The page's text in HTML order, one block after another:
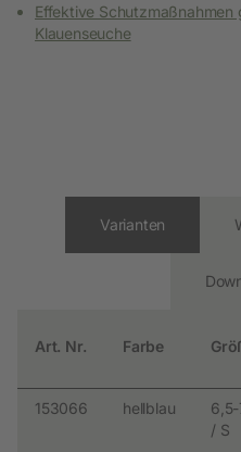
Effektive Schutzmaßnahmen
Klauenseuche
Varianten
Art. Nr. Farbe
153066 hellblau
6,5-
/ S